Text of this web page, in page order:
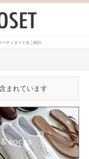
ーディネートをご紹介
まれています